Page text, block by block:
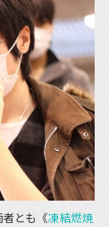
とも《凍結燃焼